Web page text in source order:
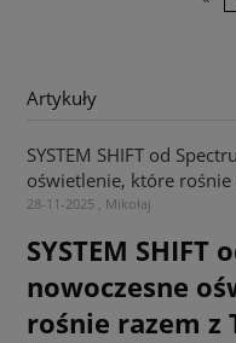
Artykuły
SYSTEM SHIFT od
oświetlenie, które
28-11-2025 , Mikołaj
SYSTEM
nowoczesne
rośnie razem z